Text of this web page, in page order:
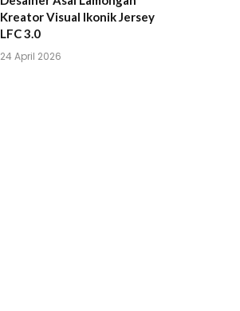
Kreator Visual Ikonik Jersey
LFC 3.0
24 April 2026